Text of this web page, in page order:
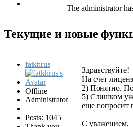
The administrator
Текущие и новые
fatkhrus
Offline
Administrator
Posts: 1045
Здравствуйте!
На счет
2) Понятно.
5) Слишком уж
еще попросит
С уважением,